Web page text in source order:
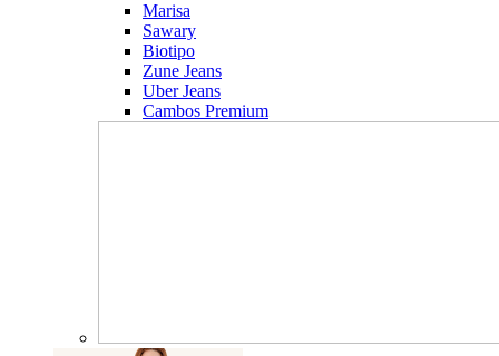
Marisa
Sawary
Biotipo
Zune Jeans
Uber Jeans
Cambos Premium